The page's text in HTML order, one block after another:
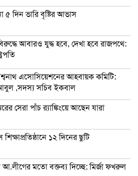
৫ দিন ভারি বৃষ্টির আভাস
আবারও যুদ্ধ হবে, দেখা হবে রাজপথে:
এসোসিয়েশনের আহবায়ক কমিটি:
,সদস্য সচিব ইকবাল
সেরা পাঁচ র‌্যাঙ্কিংয়ে আছেন যারা
১২ দিনের ছুটি
মতো বক্তব্য দিচ্ছে: মির্জা ফখরুল